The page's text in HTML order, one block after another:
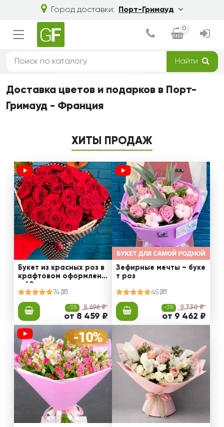
Город доставки: Порт-Гримауд
0
Найти
Доставка цветов и подарков в Порт-
Гримауд - Франция
ХИТЫ ПРОДАЖ
Букет из красных роз в
крафтовом оформлени
и 60 см
74
-3% 8 696 ₽
от 8 459 ₽
Зефирные мечты – буке
т роз
45
-3% 9 730 ₽
от 9 462 ₽